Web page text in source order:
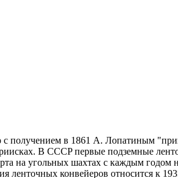
в 1861 А. Лопатиным
В CCCP первые подземные
на угольных шахтах с каждым годом
конвейеров относится к